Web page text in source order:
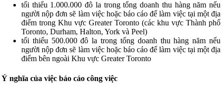
tối thiểu 1.000.000 đô la trong tổng doanh thu hàng năm nếu
người nộp đơn sẽ làm việc hoặc báo cáo để làm việc tại một địa
điểm trong Khu vực Greater Toronto (các khu vực Thành phố
Toronto, Durham, Halton, York và Peel)
tối thiểu 500.000 đô la trong tổng doanh thu hàng năm nếu
người nộp đơn sẽ làm việc hoặc báo cáo để làm việc tại một địa
điểm bên ngoài Khu vực Greater Toronto
Ý nghĩa của việc báo cáo công việc